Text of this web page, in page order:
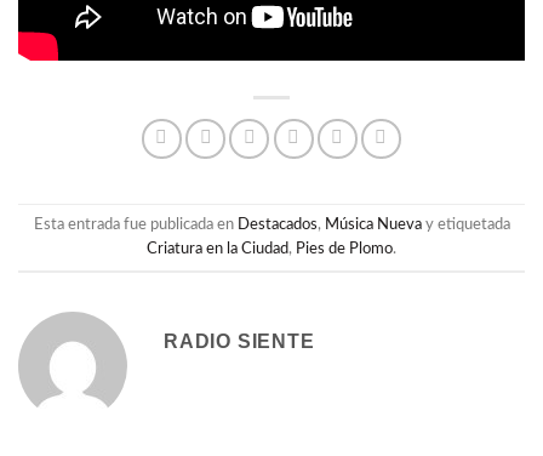
Esta entrada fue publicada en Destacados, Música Nuevay etiquetada
Criatura en la Ciudad, Pies de Plomo.
RADIO SIENTE